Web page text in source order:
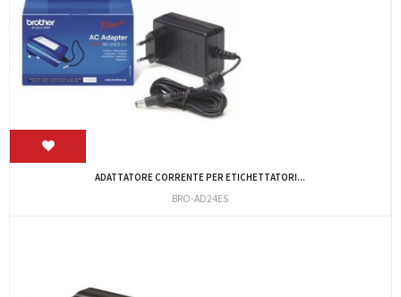
ADATTATORE CORRENTE PER ETICHETTATORI...
BRO-AD24ES